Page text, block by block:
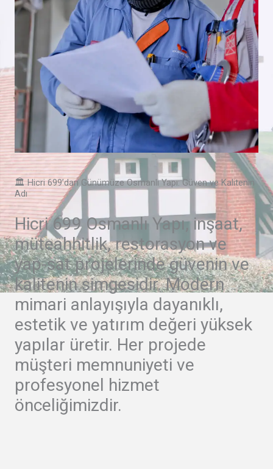
🏛️ Hicri 699’dan Günümüze Osmanlı Yapı: Güven ve Kalitenin
Adı
Hicri 699 Osmanlı Yapı, inşaat,
müteahhitlik, restorasyon ve
yap-sat projelerinde güvenin ve
kalitenin simgesidir. Modern
mimari anlayışıyla dayanıklı,
estetik ve yatırım değeri yüksek
yapılar üretir. Her projede
müşteri memnuniyeti ve
profesyonel hizmet
önceliğimizdir.